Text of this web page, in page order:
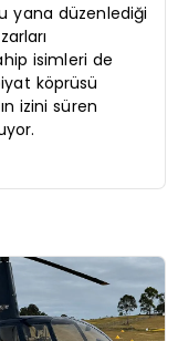
yana düzenlediği
isimleri de
köprüsü
izini süren